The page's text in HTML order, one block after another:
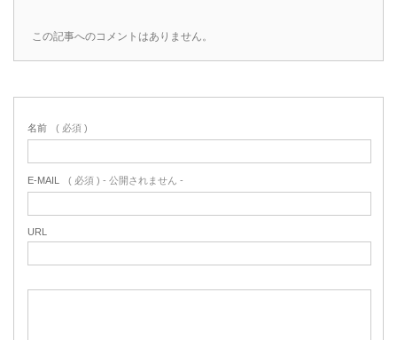
この記事へのコメントはありません。
名前 ( 必須 )
E-MAIL ( 必須 ) - 公開されません -
URL